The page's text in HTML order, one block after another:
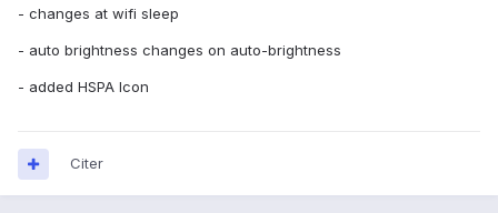
- changes at wifi sleep
- auto brightness changes on auto-brightness
- added HSPA Icon
Citer